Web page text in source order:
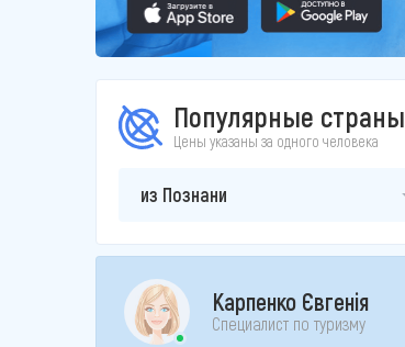
Популярные страны
Цены указаны за одного человека
из Познани
Карпенко Євгенія
Специалист по туризму